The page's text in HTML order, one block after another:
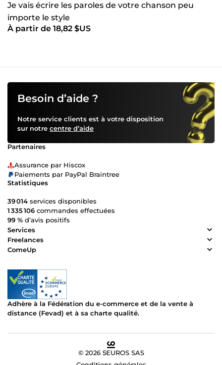
Je vais écrire les paroles de votre chanson peu
importe le style
À partir de 18,82 $US
Besoin d’aide ?
Notre service clients est à votre disposition
sur notre centre d’aide
Partenaires
Assurance par Hiscox
Paiements par PayPal Braintree
Statistiques
39 014 services disponibles
1 335 106 commandes effectuées
99 % d’avis positifs
Services
Freelances
ComeUp
Adhère à la Fédération du e-commerce et de la vente à
distance (Fevad) et à sa charte qualité.
© 2026 5EUROS SAS